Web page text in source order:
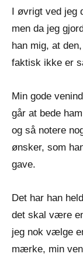
I øvrigt ved jeg
men da jeg
han mig, at
faktisk ikke er
Min gode
går at bede
og så notere
ønsker, som
gave.
Det har han
det skal være
jeg nok vælge
mærke, min